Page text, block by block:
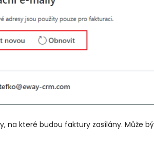
na které budou faktury zasílány. Může